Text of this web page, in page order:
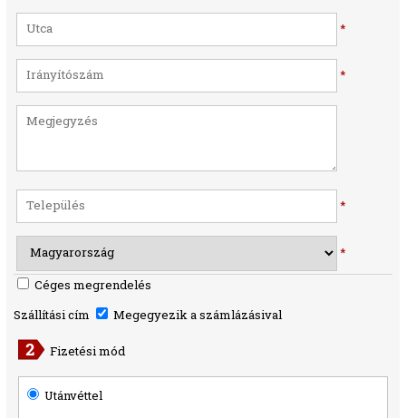
*
*
*
*
Céges megrendelés
Szállítási cím
Megegyezik a számlázásival
Fizetési mód
Utánvéttel